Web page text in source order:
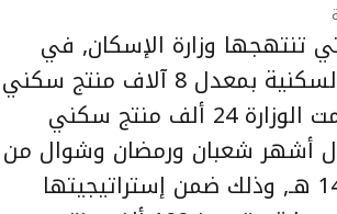
تنتهجها وزارة الإسكان, في
توزيع منتجاتها السكنية بمعدل 8 آلاف منتج سكني
شهرياً, فقد سلمت الوزارة 24 ألف منتج سكني
أشهر شعبان ورمضان وشوال من
العام الحالي 1437 هـ, وذلك ضمن إستراتيجيتها